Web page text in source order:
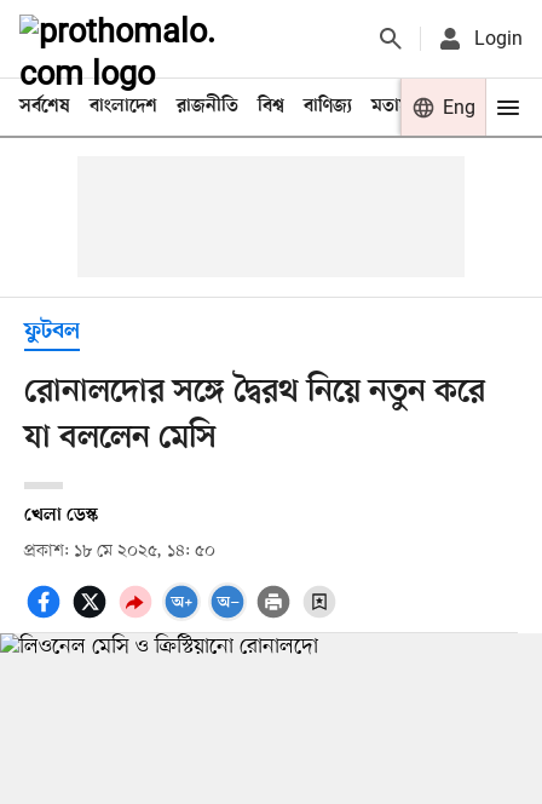
Login
সর্বশেষ বাংলাদেশ রাজনীতি বিশ্ব বাণিজ্য মতামত খেলা
Eng
ফুটবল
রোনালদোর সঙ্গে দ্বৈরথ নিয়ে নতুন করে
যা বললেন মেসি
খেলা ডেস্ক
প্রকাশ: ১৮ মে ২০২৫, ১৪: ৫০